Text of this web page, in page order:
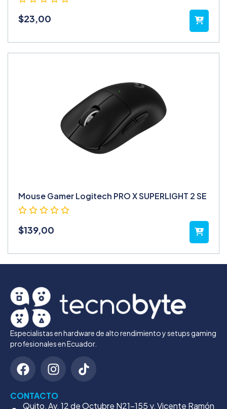
$23,00
Mouse Gamer Logitech PRO X SUPERLIGHT 2 SE
$139,00
Especialistas en hardware de alto rendimiento y setups gaming
profesionales en Ecuador.
CONTACTO
Quito, Av. 12 de Octubre N21-155 y, Vicente Ramón